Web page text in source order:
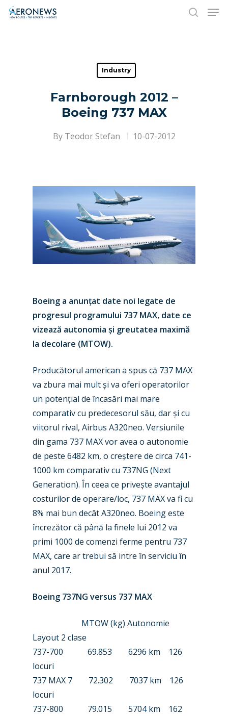
Hit enter to search or ESC to close
Industry
Farnborough 2012 –
Boeing 737 MAX
By Teodor Stefan 10-07-2012
Boeing a anunțat date noi legate de
progresul programului 737 MAX, date ce
vizează autonomia și greutatea maximă
la decolare (MTOW).
Producătorul american a spus că 737 MAX
va zbura mai mult și va oferi operatorilor
un potențial de încasări mai mare
comparativ cu predecesorul său, dar și cu
viitorul rival, Airbus A320neo. Versiunile
din gama 737 MAX vor avea o autonomie
de peste 6482 km, o creștere de circa 741-
1000 km comparativ cu 737NG (Next
Generation). În ceea ce privește avantajul
costurilor de operare/loc, 737 MAX va fi cu
8% mai bun decât A320neo. Boeing este
încrezător că până la finele lui 2012 va
primi 1000 de comenzi ferme pentru 737
MAX, care ar trebui să intre în serviciu în
anul 2017.
Boeing 737NG versus 737 MAX
MTOW (kg) Autonomie
Layout 2 clase
737-700 69.853 6296 km 126
locuri
737 MAX 7 72.302 7037 km 126
locuri
737-800 79.015 5704 km 162
New Routes
Paris 2025
Farnborough 2024
Dubai 2019
Military
Trip Reports
Marketplace